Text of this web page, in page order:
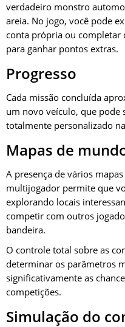
verdadeiro monstro
areia. No jogo, você pode
conta própria ou completar
para ganhar pontos extras.
Progresso
Cada missão concluída
um novo veículo, que pode
totalmente personalizado
Mapas de
A presença de vários
multijogador permite que
explorando locais
competir com outros
bandeira.
O controle total sobre as
determinar os parâmetros
significativamente as
competições.
Simulação do